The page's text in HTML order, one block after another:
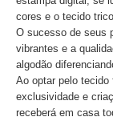
cores e o tecido
O sucesso de seus
vibrantes e a
algodão
Ao optar pelo tecido
exclusividade e
receberá em casa